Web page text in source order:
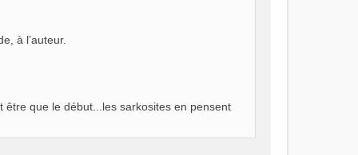
à l’auteur.
que le début...les sarkosites en pensent